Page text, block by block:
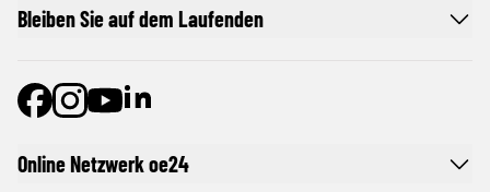
Online Netzwerk oe24
Bleiben Sie auf dem Laufenden